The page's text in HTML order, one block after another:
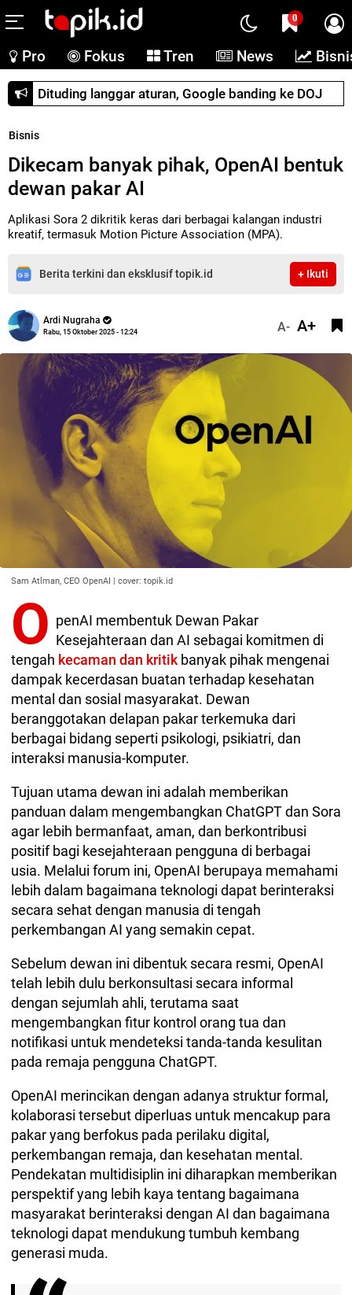
0
Pro Fokus Tren News
Dituding langgar aturan, Google banding ke DOJ
Bisnis
Dikecam banyak pihak, OpenAI bentuk
dewan pakar AI
Aplikasi Sora 2 dikritik keras dari berbagai kalangan industri
kreatif, termasuk Motion Picture Association (MPA).
Berita terkini dan eksklusif topik.id + Ikuti
Ardi Nugraha
Rabu, 15 Oktober 2025 - 12:24 A- A+
Sam Atlman, CEO OpenAI | cover: topik.id
O penAI membentuk Dewan Pakar
Kesejahteraan dan AI sebagai komitmen di
tengah kecaman dan kritik banyak pihak mengenai
dampak kecerdasan buatan terhadap kesehatan
mental dan sosial masyarakat. Dewan
beranggotakan delapan pakar terkemuka dari
berbagai bidang seperti psikologi, psikiatri, dan
interaksi manusia-komputer.
Tujuan utama dewan ini adalah memberikan
panduan dalam mengembangkan ChatGPT dan Sora
agar lebih bermanfaat, aman, dan berkontribusi
positif bagi kesejahteraan pengguna di berbagai
usia. Melalui forum ini, OpenAI berupaya memahami
lebih dalam bagaimana teknologi dapat berinteraksi
secara sehat dengan manusia di tengah
perkembangan AI yang semakin cepat.
Sebelum dewan ini dibentuk secara resmi, OpenAI
telah lebih dulu berkonsultasi secara informal
dengan sejumlah ahli, terutama saat
mengembangkan fitur kontrol orang tua dan
notifikasi untuk mendeteksi tanda-tanda kesulitan
pada remaja pengguna ChatGPT.
OpenAI merincikan dengan adanya struktur formal,
kolaborasi tersebut diperluas untuk mencakup para
pakar yang berfokus pada perilaku digital,
perkembangan remaja, dan kesehatan mental.
Pendekatan multidisiplin ini diharapkan memberikan
perspektif yang lebih kaya tentang bagaimana
masyarakat berinteraksi dengan AI dan bagaimana
teknologi dapat mendukung tumbuh kembang
generasi muda.